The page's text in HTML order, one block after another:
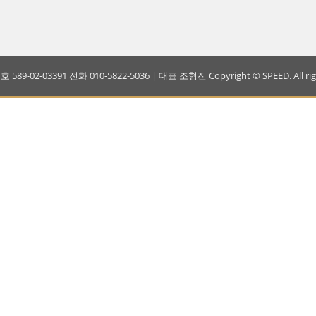
589-02-03391 전화 010-5822-5036 | 대표 조형진 Copyright © SPEED. All